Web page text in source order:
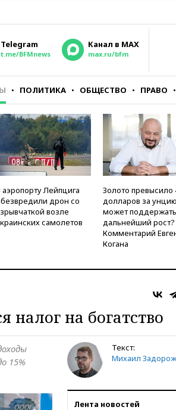
Telegram
t.me/BFMnews
Канал в MAX
max.ru/bfm
ПОЛИТИКА ОБЩЕСТВО ПРАВО
аэропорту Лейпцига
дрон со
возле
самолетов
Золото превысило
долларов за
может поддержать
дальнейший рост?
Комментарий
Когана
налог на богатство
Текст:
Михаил
Лента новостей
15%